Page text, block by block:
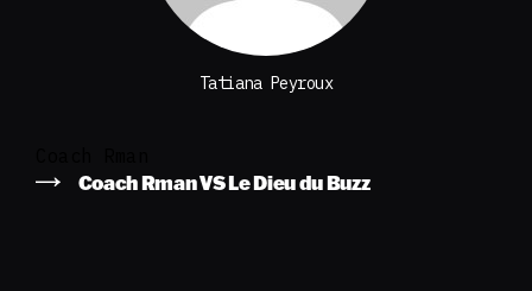
Tatiana Peyroux
Coach Rman VS Le Dieu du Buzz